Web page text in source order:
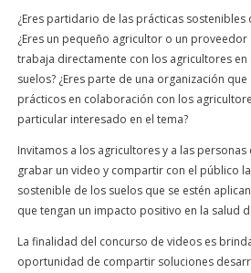
¿Eres partidario de las prácticas sostenibles
¿Eres un pequeño agricultor o un
trabaja directamente con los agricultores
suelos? ¿Eres parte de una organización
prácticos en colaboración con los
particular interesado en el tema?
Invitamos a los agricultores y a las
grabar un video y compartir con el público
sostenible de los suelos que se estén
que tengan un impacto positivo en la salud
La finalidad del concurso de videos es
oportunidad de compartir soluciones